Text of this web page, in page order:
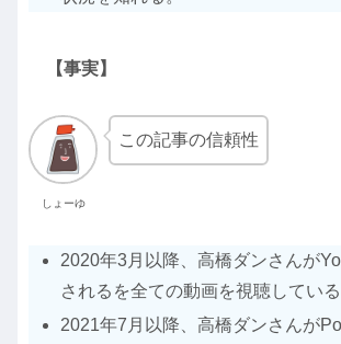
【事実】
しょーゆ
この記事の信頼性
2020年3月以降、高橋ダンさんが
されるを全ての動画を視聴している
2021年7月以降、高橋ダンさんが